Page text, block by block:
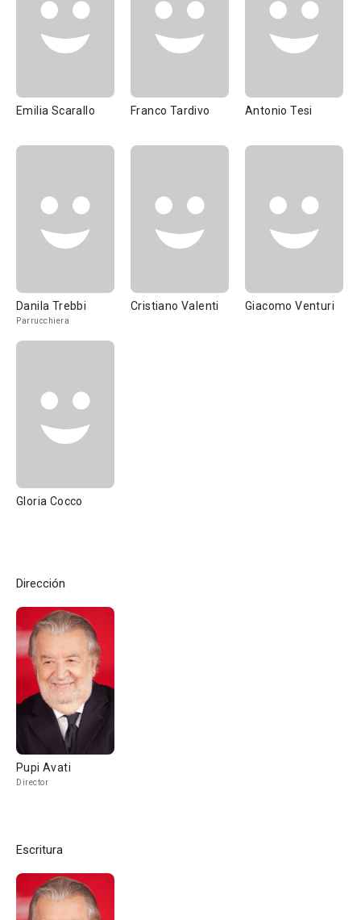
Emilia Scarallo Franco Tardivo Antonio Tesi
Danila Trebbi
Parrucchiera
Cristiano Valenti Giacomo Venturi
Gloria Cocco
Dirección
Pupi Avati
Director
Escritura